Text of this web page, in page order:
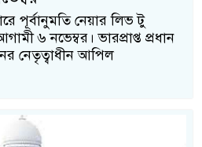
পূর্বানুমতি নেয়ার লিভ টু
৬ নভেম্বর। ভারপ্রাপ্ত প্রধান
নেতৃত্বাধীন আপিল